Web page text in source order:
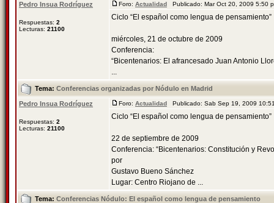
Pedro Insua Rodríguez
Respuestas: 2
Lecturas: 21100
Foro: Actualidad Publicado: Mar Oct 20, 2009 5:50
Ciclo “El español como lengua de pensamiento”
miércoles, 21 de octubre de 2009
Conferencia:
“Bicentenarios: El afrancesado Juan Antonio
...
Tema: Conferencias organizadas por Nódulo en Madrid
Pedro Insua Rodríguez
Respuestas: 2
Lecturas: 21100
Foro: Actualidad Publicado: Sab Sep 19, 2009
Ciclo “El español como lengua de pensamiento”
22 de septiembre de 2009
Conferencia: “Bicentenarios: Constitución y
por
Gustavo Bueno Sánchez
Lugar: Centro Riojano de ...
Tema: Conferencias Nódulo: El español como lengua de pensamiento